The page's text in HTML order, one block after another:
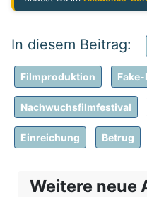
Filmproduktion
Nachwuchsfilmfestival
Einreichung Betrug
Weitere neue